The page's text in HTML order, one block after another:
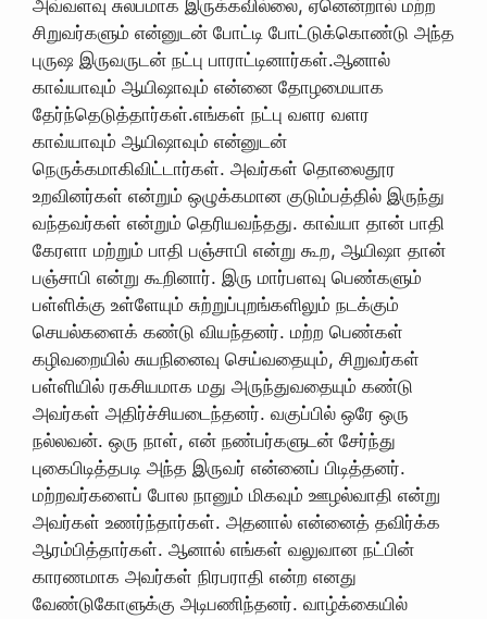
அவ்வளவு சுலபமாக இருக்கவில்லை, ஏனென்றால் மற்ற
சிறுவர்களும் என்னுடன் போட்டி போட்டுக்கொண்டு அந்த
புருஷ இருவருடன் நட்பு பாராட்டினார்கள்.ஆனால்
காவ்யாவும் ஆயிஷாவும் என்னை தோழமையாக
தேர்ந்தெடுத்தார்கள்.எங்கள் நட்பு வளர வளர
காவ்யாவும் ஆயிஷாவும் என்னுடன்
நெருக்கமாகிவிட்டார்கள். அவர்கள் தொலைதூர
உறவினர்கள் என்றும் ஒழுக்கமான குடும்பத்தில் இருந்து
வந்தவர்கள் என்றும் தெரியவந்தது. காவ்யா தான் பாதி
கேரளா மற்றும் பாதி பஞ்சாபி என்று கூற, ஆயிஷா தான்
பஞ்சாபி என்று கூறினார். இரு மார்பளவு பெண்களும்
பள்ளிக்கு உள்ளேயும் சுற்றுப்புறங்களிலும் நடக்கும்
செயல்களைக் கண்டு வியந்தனர். மற்ற பெண்கள்
கழிவறையில் சுயநினைவு செய்வதையும், சிறுவர்கள்
பள்ளியில் ரகசியமாக மது அருந்துவதையும் கண்டு
அவர்கள் அதிர்ச்சியடைந்தனர். வகுப்பில் ஒரே ஒரு
நல்லவன். ஒரு நாள், என் நண்பர்களுடன் சேர்ந்து
புகைபிடித்தபடி அந்த இருவர் என்னைப் பிடித்தனர்.
மற்றவர்களைப் போல நானும் மிகவும் ஊழல்வாதி என்று
அவர்கள் உணர்ந்தார்கள். அதனால் என்னைத் தவிர்க்க
ஆரம்பித்தார்கள். ஆனால் எங்கள் வலுவான நட்பின்
காரணமாக அவர்கள் நிரபராதி என்ற எனது
வேண்டுகோளுக்கு அடிபணிந்தனர். வாழ்க்கையில்